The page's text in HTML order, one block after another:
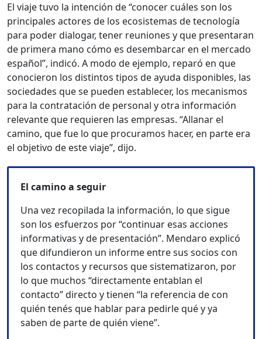
El viaje tuvo la intención de “conocer cuáles son los
principales actores de los ecosistemas de tecnología
para poder dialogar, tener reuniones y que presentaran
de primera mano cómo es desembarcar en el mercado
español”, indicó. A modo de ejemplo, reparó en que
conocieron los distintos tipos de ayuda disponibles, las
sociedades que se pueden establecer, los mecanismos
para la contratación de personal y otra información
relevante que requieren las empresas. “Allanar el
camino, que fue lo que procuramos hacer, en parte era
el objetivo de este viaje”, dijo.
El camino a seguir
Una vez recopilada la información, lo que sigue
son los esfuerzos por “continuar esas acciones
informativas y de presentación”. Mendaro explicó
que difundieron un informe entre sus socios con
los contactos y recursos que sistematizaron, por
lo que muchos “directamente entablan el
contacto” directo y tienen “la referencia de con
quién tenés que hablar para pedirle qué y ya
saben de parte de quién viene”.